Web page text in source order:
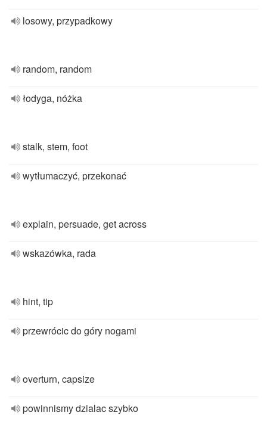
losowy, przypadkowy
random, random
łodyga, nóżka
stalk, stem, foot
wytłumaczyć, przekonać
explain, persuade, get across
wskazówka, rada
hint, tip
przewrócic do góry nogami
overturn, capsize
powinnismy dzialac szybko